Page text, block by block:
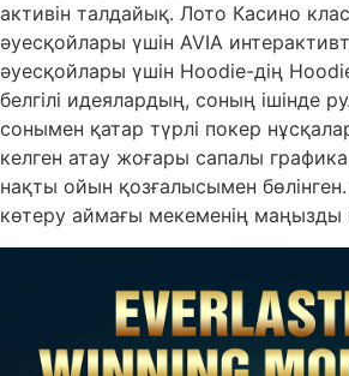
активін талдайық. Лото Касино
әуесқойлары үшін AVIA
әуесқойлары үшін Hoodie-дің
белгілі идеялардың, соның ішінде
сонымен қатар түрлі покер
келген атау жоғары сапалы
нақты ойын қозғалысымен
көтеру аймағы мекеменің маңызды